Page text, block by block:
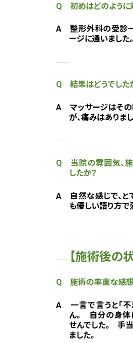
Q 初めはどのように
A
整形外科の受診
ージに通いました。
Q 結果はどうでした
A
マッサージはそ
が、痛みはありまし
Q 当院の雰囲気、
したか？
A 自然な感じで、と
も優しい語り方で
【施術後の状
Q 施術の率直な感想
A 一言で言うと「不
ん。 自分の身体
せんでした。 手
ました。